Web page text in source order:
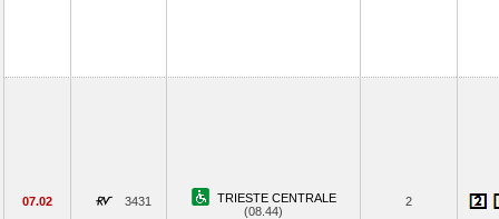
07.02 3431
TRIESTE CENTRALE
(08.44)
2